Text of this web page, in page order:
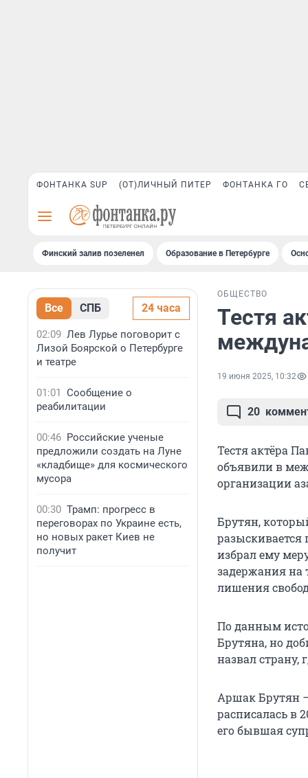
ФОНТАНКА SUP (ОТ)ЛИЧНЫЙ ПИТЕР ФОНТАНКА ГО
Финский залив позеленел Образование в Петербурге
Все СПБ 24 часа
02:09 Лев Лурье поговорит с
Лизой Боярской о Петербурге
и театре
01:01 Сообщение о
реабилитации
00:46 Российские ученые
предложили создать на Луне
«кладбище» для космического
мусора
00:30 Трамп: прогресс в
переговорах по Украине есть,
но новых ракет Киев не
получит
ОБЩЕСТВО
Тестя
19 июня 2025, 10:32
20
Тестя актёра
объявили в
организации
Брутян,
разыскивается
избрал ему
задержания на
лишения
По данным
Брутяна, но
назвал страну,
Аршак Брутян
расписалась в
его бывшая